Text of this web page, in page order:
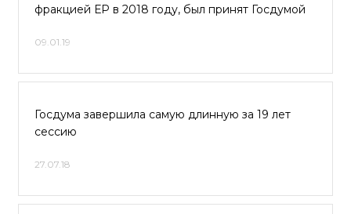
фракцией ЕР в 2018 году, был принят Госдумой
09.01.19
Госдума завершила самую длинную за 19 лет
сессию
27.07.18